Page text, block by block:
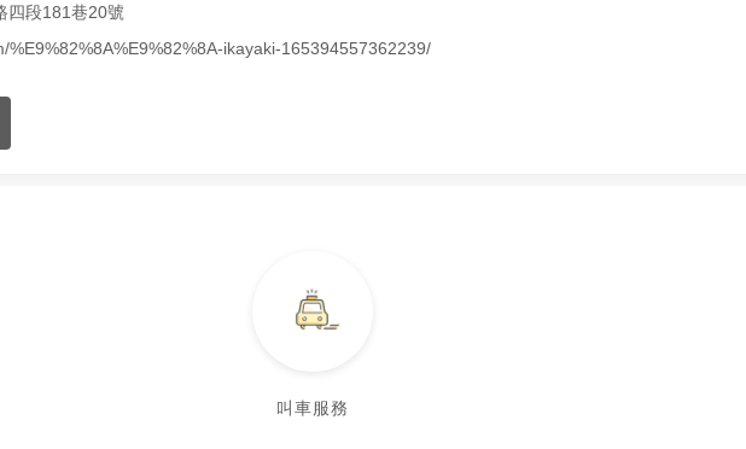
四段181巷20號
%E9%82%8A%E9%82%8A-ikayaki-165394557362239/
叫車服務